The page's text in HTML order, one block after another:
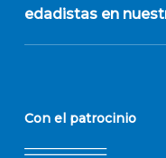
edadistas en
Con el patrocinio